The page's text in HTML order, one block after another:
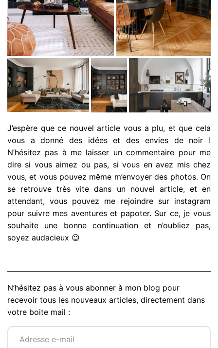
J’espère que ce nouvel article vous a plu, et que cela
vous a donné des idées et des envies de noir !
N’hésitez pas à me laisser un commentaire pour me
dire si vous aimez ou pas, si vous en avez mis chez
vous, et vous pouvez même m’envoyer des photos. On
se retrouve très vite dans un nouvel article, et en
attendant, vous pouvez me rejoindre sur instagram
pour suivre mes aventures et papoter. Sur ce, je vous
souhaite une bonne continuation et n’oubliez pas,
soyez audacieux 😉
N’hésitez pas à vous abonner à mon blog pour
recevoir tous les nouveaux articles, directement dans
votre boite mail :